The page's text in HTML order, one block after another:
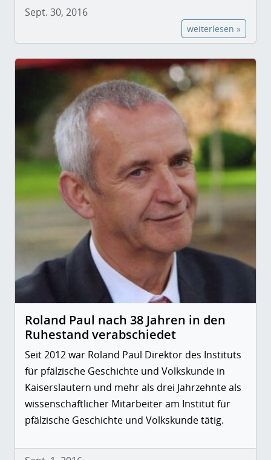
Sept. 30, 2016
weiterlesen »
Roland Paul nach 38 Jahren in den
Ruhestand verabschiedet
Seit 2012 war Roland Paul Direktor des Instituts
für pfälzische Geschichte und Volkskunde in
Kaiserslautern und mehr als drei Jahrzehnte als
wissenschaftlicher Mitarbeiter am Institut für
pfälzische Geschichte und Volkskunde tätig.